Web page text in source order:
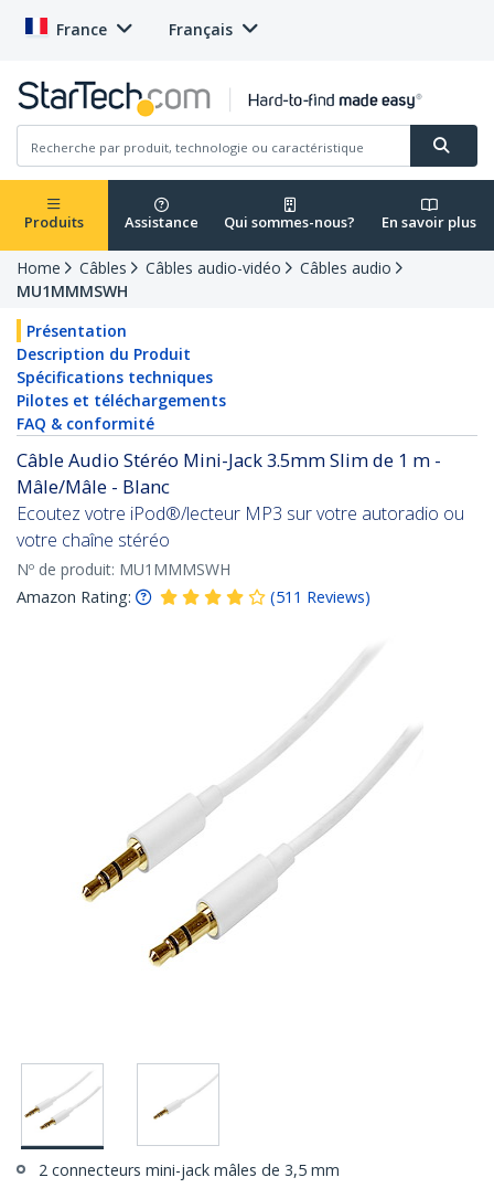
France Français
Produits Assistance Qui sommes-nous? En savoir plus
Home Câbles Câbles audio-vidéo
Câbles audio
MU1MMMSWH
Présentation
Description du Produit
Spécifications techniques
Pilotes et téléchargements
FAQ & conformité
Câble Audio Stéréo Mini-Jack 3.5mm Slim de 1 m -
Mâle/Mâle - Blanc
Ecoutez votre iPod®/lecteur MP3 sur votre autoradio ou
votre chaîne stéréo
Nº de produit: MU1MMMSWH
Amazon Rating:
(511 Reviews)
2 connecteurs mini-jack mâles de 3,5 mm